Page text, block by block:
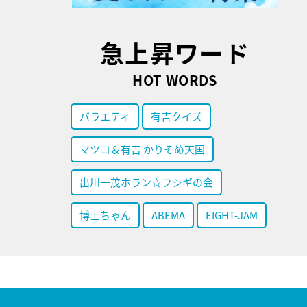
急上昇ワード
HOT WORDS
バラエティ 有吉クイズ
マツコ＆有吉 かりそめ天国
出川一茂ホラン☆フシギの会
博士ちゃん ABEMA EIGHT-JAM